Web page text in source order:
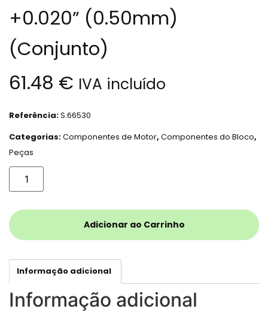
+0.020” (0.50mm)
(Conjunto)
61.48 € IVA incluído
Referência:S.66530
Categorias:Componentes de Motor, Componentes do Bloco,
Peças
Adicionar ao Carrinho
Informação adicional
Informação adicional